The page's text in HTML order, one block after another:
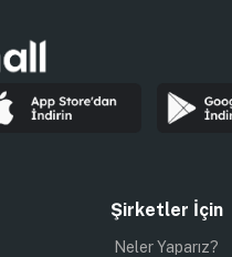
Şirketler İçin
Neler Yaparız?